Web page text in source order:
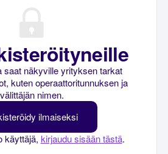
saat näkyville yrityksen tarkat
kuten operaattoritunnuksen ja
välittäjän nimen.
ilmaiseksi
käyttäjä, kirjaudu sisään tästä.